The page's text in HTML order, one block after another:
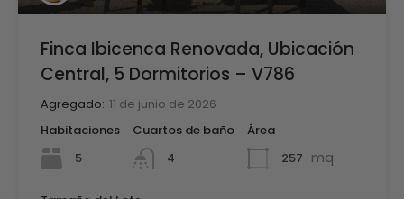
Finca Ibicenca Renovada, Ubicación
Central, 5 Dormitorios – V786
Agregado: 11 de junio de 2026
Habitaciones
5
Cuartos de baño
4
Área
257 mq